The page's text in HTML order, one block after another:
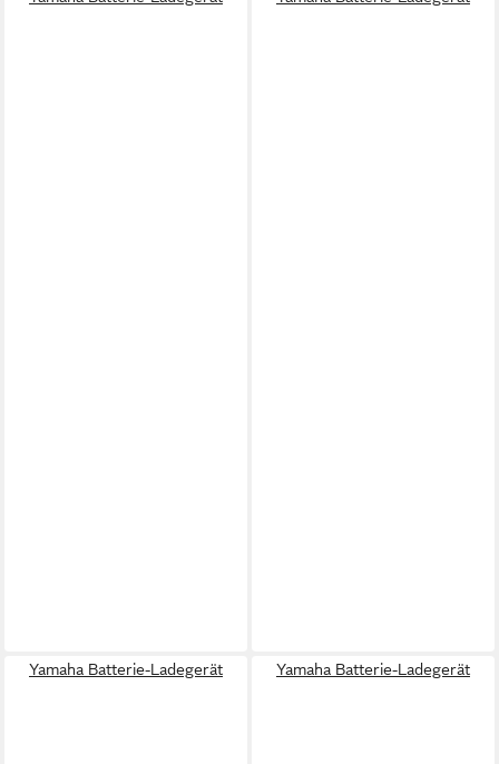
Yamaha Batterie-Ladegerät Yamaha Batterie-Ladegerät